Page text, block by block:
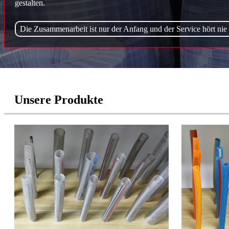
gestalten.
Die Zusammenarbeit ist nur der Anfang und der Service hört nie
Unsere Produkte